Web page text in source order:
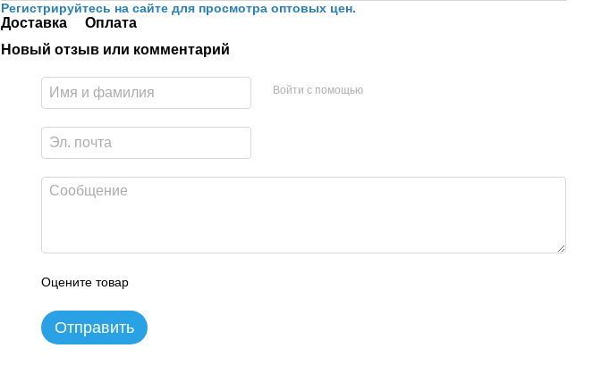
Регистрируйтесь на сайте для просмотра оптовых цен.
Доставка
Оплата
Новый отзыв или комментарий
Войти с помощью
Оцените товар
Отправить